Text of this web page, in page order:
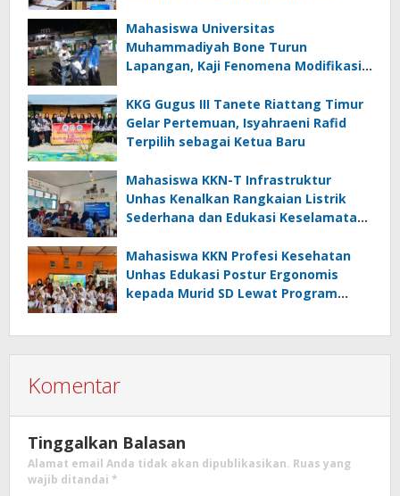
Mahasiswa Universitas
Muhammadiyah Bone Turun
Lapangan, Kaji Fenomena Modifikasi
FOTOFOBIA
KKG Gugus III Tanete Riattang Timur
Gelar Pertemuan, Isyahraeni Rafid
Terpilih sebagai Ketua Baru
Mahasiswa KKN-T Infrastruktur
Unhas Kenalkan Rangkaian Listrik
Sederhana dan Edukasi Keselamatan
Langkeang
Mahasiswa KKN Profesi Kesehatan
Unhas Edukasi Postur Ergonomis
kepada Murid SD Lewat Program
Komentar
Tinggalkan Balasan
Alamat email Anda tidak akan dipublikasikan. Ruas yang
wajib ditandai *